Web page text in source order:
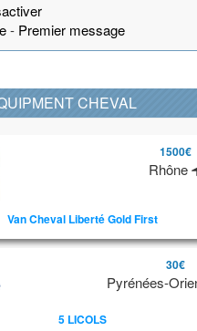
- Premier message
CHEVAL
1500€
Rhône
Van Cheval Liberté Gold First
30€
Pyrénées-
5 LICOLS